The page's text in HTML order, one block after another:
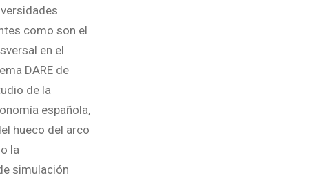
como son el
en el
DARE de
de la
española,
hueco del arco
la
simulación